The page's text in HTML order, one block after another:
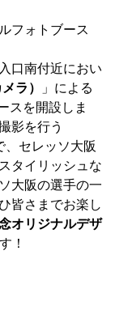
トサルパーク長居
STADIUM
フォトブース
口南付近におい
ラ）
」による
スを開設しま
影を行う
セレッソ大阪
タイリッシュな
大阪の選手の一
皆さまでお楽し
オリジナルデザ
！